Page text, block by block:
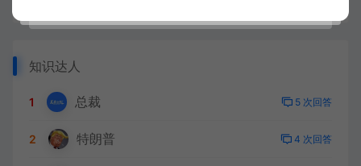
知识达人
1 总裁 5 次回答
2 特朗普 4 次回答